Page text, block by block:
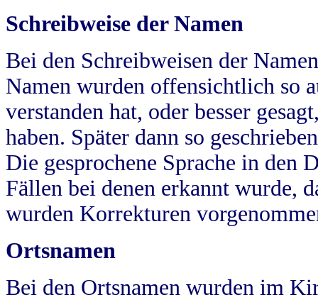
Schreibweise der Namen
Bei den Schreibweisen der
Namen wurden offensichtlich so
verstanden hat, oder besser
haben. Später dann so
Die gesprochene Sprache in
Fällen bei denen erkannt wurde,
wurden Korrekturen
Ortsnamen
Bei den Ortsnamen wurden im